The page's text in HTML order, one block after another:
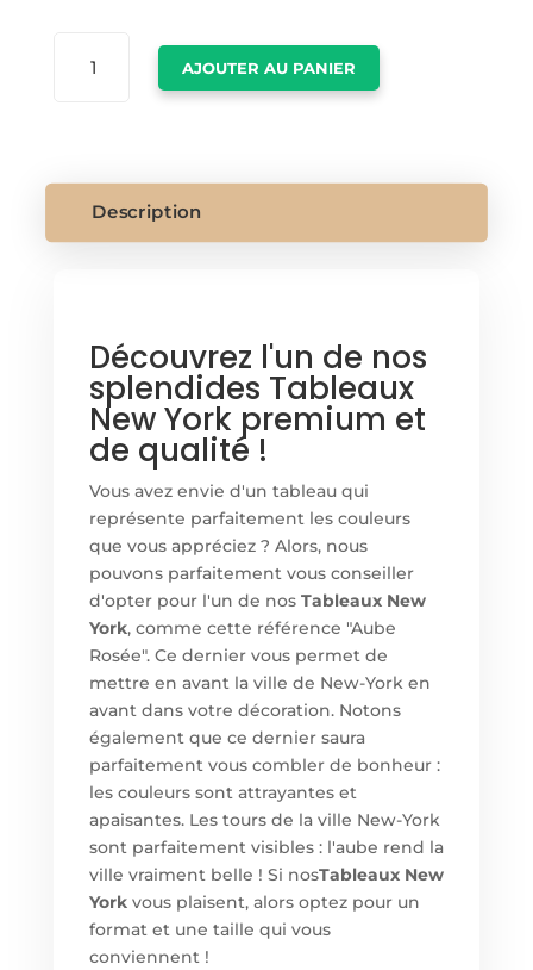
AJOUTER AU PANIER
Description
Découvrez l'un de nos
splendides Tableaux
New York premium et
de qualité !
Vous avez envie d'un tableau qui
représente parfaitement les couleurs
que vous appréciez ? Alors, nous
pouvons parfaitement vous conseiller
d'opter pour l'un de nos Tableaux New
York, comme cette référence "Aube
Rosée". Ce dernier vous permet de
mettre en avant la ville de New-York en
avant dans votre décoration. Notons
également que ce dernier saura
parfaitement vous combler de bonheur :
les couleurs sont attrayantes et
apaisantes. Les tours de la ville New-York
sont parfaitement visibles : l'aube rend la
ville vraiment belle ! Si nosTableaux New
Yorkvous plaisent, alors optez pour un
format et une taille qui vous
conviennent !